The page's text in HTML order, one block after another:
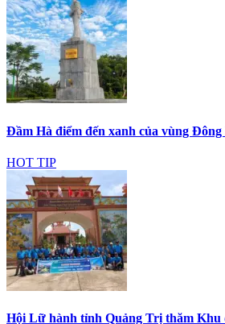
Đầm Hà điểm đến xanh của vùng Đông
HOT TIP
Hội Lữ hành tỉnh Quảng Trị thăm Khu